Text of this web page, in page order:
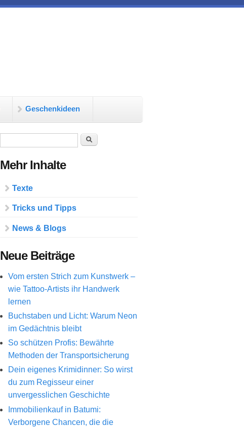
Geschenkideen
Suche
Mehr Inhalte
Texte
Tricks und Tipps
News & Blogs
Neue Beiträge
Vom ersten Strich zum Kunstwerk –
wie Tattoo-Artists ihr Handwerk
lernen
Buchstaben und Licht: Warum Neon
im Gedächtnis bleibt
So schützen Profis: Bewährte
Methoden der Transportsicherung
Dein eigenes Krimidinner: So wirst
du zum Regisseur einer
unvergesslichen Geschichte
Immobilienkauf in Batumi:
Verborgene Chancen, die die